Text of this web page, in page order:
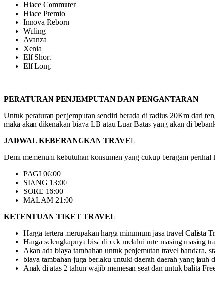
Hiace Commuter
Hiace Premio
Innova Reborn
Wuling
Avanza
Xenia
Elf Short
Elf Long
PERATURAN PENJEMPUTAN DAN PENGANTARAN
Untuk peraturan penjemputan sendiri berada di radius 20Km dari
maka akan dikenakan biaya LB atau Luar Batas yang akan di
JADWAL KEBERANGKAN TRAVEL
Demi memenuhi kebutuhan konsumen yang cukup beragam
PAGI 06:00
SIANG 13:00
SORE 16:00
MALAM 21:00
KETENTUAN TIKET TRAVEL
Harga tertera merupakan harga minumum jasa travel Calista
Harga selengkapnya bisa di cek melalui rute masing masing
Akan ada biaya tambahan untuk penjemutan travel bandara,
biaya tambahan juga berlaku untuki daerah daerah yang
Anak di atas 2 tahun wajib memesan seat dan untuk balita